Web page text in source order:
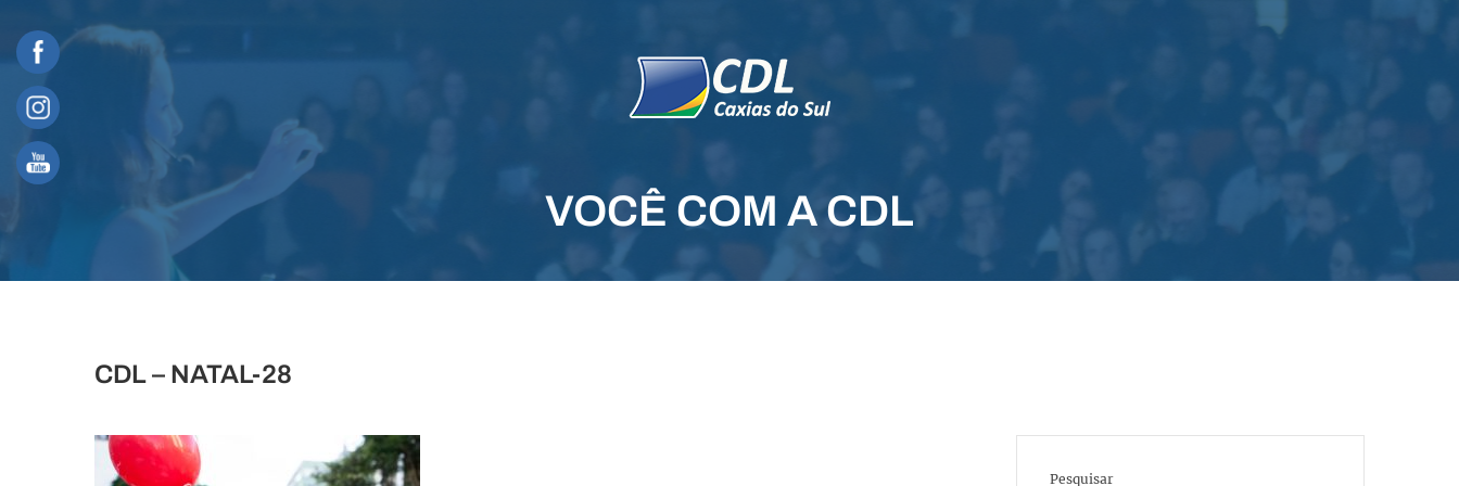
content
VOCÊ COM A CDL
CDL – NATAL-28
Pesquisar